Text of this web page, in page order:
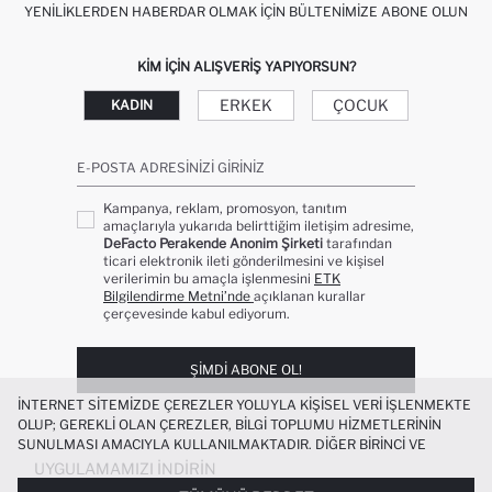
YENILIKLERDEN HABERDAR OLMAK İÇIN BÜLTENIMIZE ABONE OLUN
KIM IÇIN ALIŞVERIŞ YAPIYORSUN?
KADIN ERKEK ÇOCUK
E-POSTA ADRESINIZI GIRINIZ
Kampanya, reklam, promosyon, tanıtım
amaçlarıyla yukarıda belirttiğim iletişim adresime,
DeFacto Perakende Anonim Şirketi tarafından
ticari elektronik ileti gönderilmesini ve kişisel
verilerimin bu amaçla işlenmesini ETK
Bilgilendirme Metni’nde açıklanan kurallar
çerçevesinde kabul ediyorum.
ŞIMDI ABONE OL!
UYGULAMAMIZI İNDIRIN
İNTERNET SITEMIZDE ÇEREZLER YOLUYLA KIŞISEL VERI IŞLENMEKTE
OLUP; GEREKLI OLAN ÇEREZLER, BILGI TOPLUMU HIZMETLERININ
SUNULMASI AMACIYLA KULLANILMAKTADIR. DIĞER BIRINCI VE
ÜÇÜNCÜ TARAF ÇEREZLER ISE SIZE DAHA IYI BIR ALIŞVERIŞ
DENEYIMI SUNULABILMESI, SITEMIZIN DAHA IŞLEVSEL KILINMASI VE